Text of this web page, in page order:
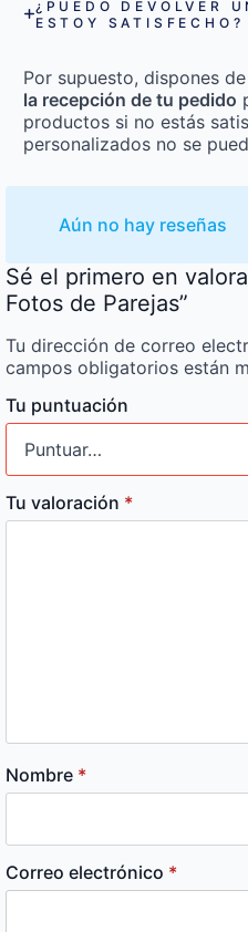
¿PUEDO DEVOLVER
ESTOY SATISFECHO?
Por supuesto, dispones
la recepción de tu pedido
productos si no estás
personalizados no se
Aún no hay reseñas
Sé el primero en
Fotos de Parejas”
Tu dirección de correo
campos obligatorios están
Tu puntuación
Tu valoración *
Nombre *
Correo electrónico *